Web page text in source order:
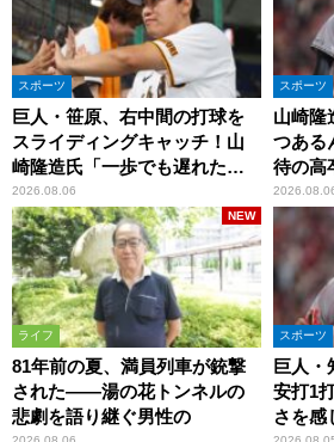
スポーツ
巨人・笹原、右中間の打球を
スライディングキャッチ！山
崎隆造氏「一歩でも遅れた
ら…」
2026.08.06
スポーツ
山崎隆
つある
待の高
ライフ
81年前の夏、満員列車が銃撃
された――湯の花トンネルの
悲劇を語り継ぐ男性の
NEW
スポーツ
巨人・
安打1
さを感